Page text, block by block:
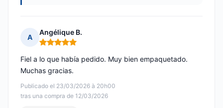
A
Angélique B.
Nota: 5 de 5
Publicado el 23/03/2026 à 20h00
tras una compra de 12/03/2026
Fiel a lo que había pedido. Muy bien empaquetado.
Muchas gracias.